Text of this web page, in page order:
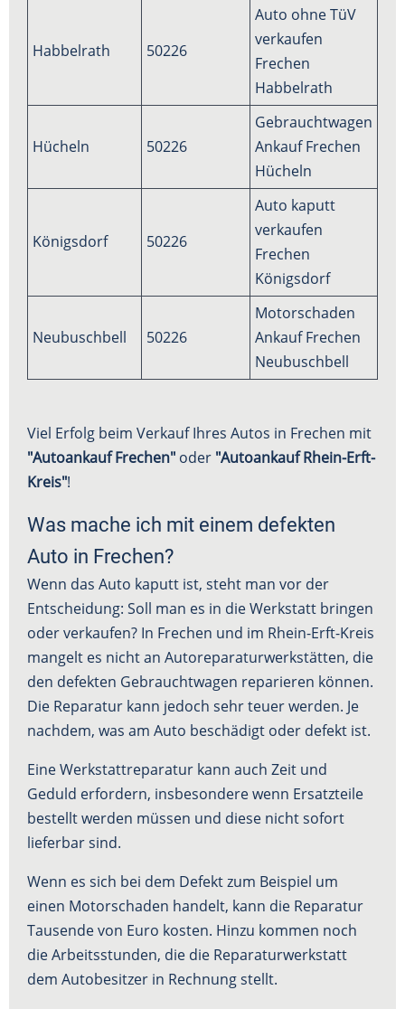
Habbelrath 50226
Auto ohne TüV
verkaufen
Frechen
Habbelrath
Hücheln 50226
Gebrauchtwagen
Ankauf Frechen
Hücheln
Königsdorf 50226
Auto kaputt
verkaufen
Frechen
Königsdorf
Neubuschbell 50226
Motorschaden
Ankauf Frechen
Neubuschbell
Viel Erfolg beim Verkauf Ihres Autos in Frechen mit
"Autoankauf Frechen" oder "Autoankauf Rhein-Erft-
Kreis"!
Was mache ich mit einem defekten
Auto in Frechen?
Wenn das Auto kaputt ist, steht man vor der
Entscheidung: Soll man es in die Werkstatt bringen
oder verkaufen? In Frechen und im Rhein-Erft-Kreis
mangelt es nicht an Autoreparaturwerkstätten, die
den defekten Gebrauchtwagen reparieren können.
Die Reparatur kann jedoch sehr teuer werden. Je
nachdem, was am Auto beschädigt oder defekt ist.
Eine Werkstattreparatur kann auch Zeit und
Geduld erfordern, insbesondere wenn Ersatzteile
bestellt werden müssen und diese nicht sofort
lieferbar sind.
Wenn es sich bei dem Defekt zum Beispiel um
einen Motorschaden handelt, kann die Reparatur
Tausende von Euro kosten. Hinzu kommen noch
die Arbeitsstunden, die die Reparaturwerkstatt
dem Autobesitzer in Rechnung stellt.